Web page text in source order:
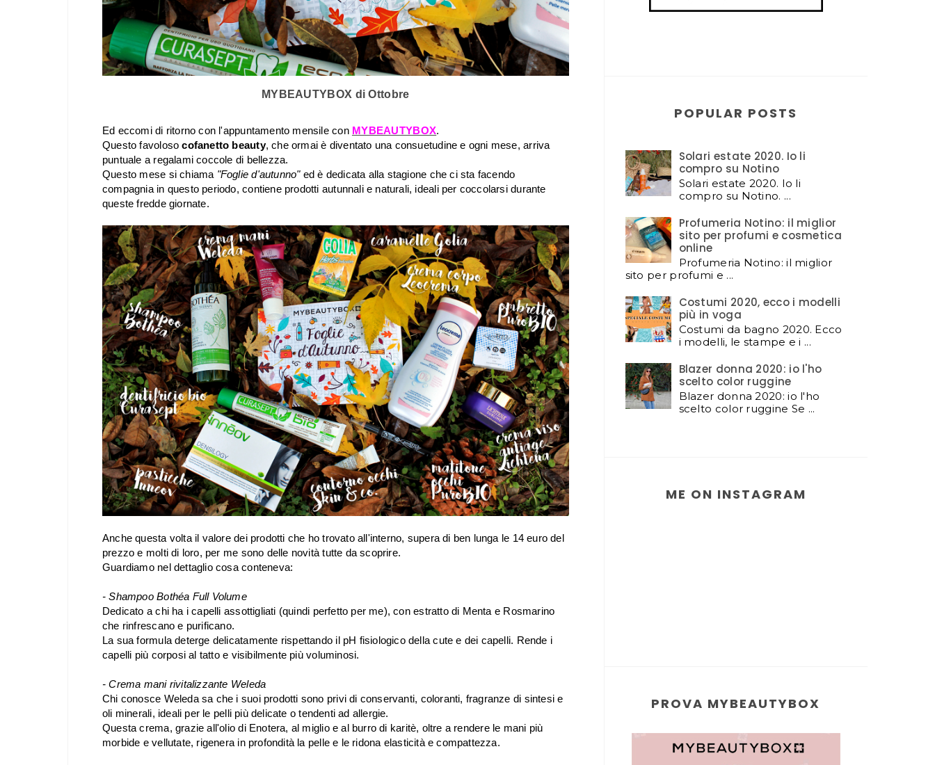
MYBEAUTYBOX di Ottobre
Ed eccomi di ritorno con l'appuntamento mensile con MYBEAUTYBOX.
Questo favolosocofanetto beauty, che ormai è diventato una consuetudine e ogni mese, arriva
puntuale a regalami coccole di bellezza.
Questo mese si chiama "Foglie d'autunno" ed è dedicata alla stagione che ci sta facendo
compagnia in questo periodo,contiene prodotti autunnali e naturali, ideali per coccolarsi durante
queste fredde giornate.
Anche questa volta il valore dei prodotti che ho trovato all'interno, supera di ben lunga le 14 euro del
prezzo e molti di loro, per me sono delle novità tutte da scoprire.
Guardiamo nel dettaglio cosa conteneva:
- Shampoo Bothéa Full Volume
Dedicato a chi ha i capelli assottigliati (quindi perfetto per me), con estratto di Menta e Rosmarino
che rinfrescano e purificano.
La sua formula deterge delicatamente rispettando il pH fisiologico della cute e dei capelli. Rende i
capelli più corposi al tatto e visibilmente più voluminosi.
- Crema mani rivitalizzante Weleda
Chi conosce Weleda sa che i suoi prodotti sono privi di conservanti, coloranti, fragranze di sintesi e
oli minerali, ideali per le pelli più delicate o tendenti ad allergie.
Questa crema, grazie all'olio di Enotera, al miglio e al burro di karitè, oltre a rendere le mani più
morbide e vellutate, rigenera in profondità la pelle e le ridona elasticità e compattezza.
POPULAR POSTS
Solari estate 2020. Io li
compro su Notino
Solari estate 2020. Io li
compro su Notino. ...
Profumeria Notino: il miglior
sito per profumi e cosmetica
online
Profumeria Notino: il miglior
sito per profumi e ...
Costumi 2020, ecco i modelli
più in voga
Costumi da bagno 2020. Ecco
i modelli, le stampe e i ...
Blazer donna 2020: io l'ho
scelto color ruggine
Blazer donna 2020: io l'ho
scelto color ruggine Se ...
ME ON INSTAGRAM
PROVA MYBEAUTYBOX